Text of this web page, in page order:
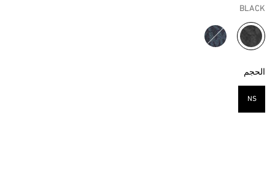
BLACK
مختار
الحجم
NS